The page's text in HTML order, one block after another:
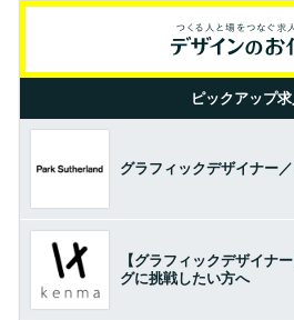
ピックアップ求
グラフィックデザイナー
【グラフィックデザイナ
グに挑戦したい方へ